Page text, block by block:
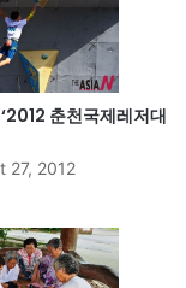
춘천국제레저대
27, 2012